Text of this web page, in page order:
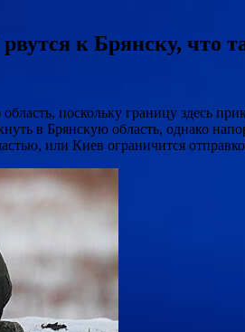
к Брянску, что
поскольку границу здесь
в Брянскую область, однако
или Киев ограничится